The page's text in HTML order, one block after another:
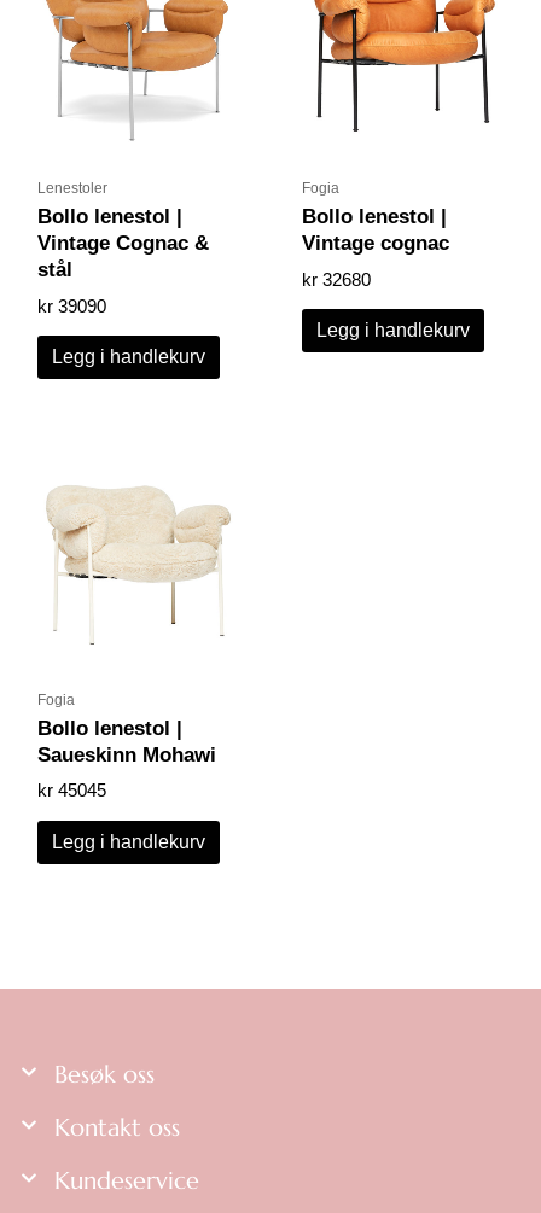
Lenestoler
Bollo lenestol |
Vintage Cognac &
stål
kr 39090
Legg i handlekurv
Fogia
Bollo lenestol |
Vintage cognac
kr 32680
Legg i handlekurv
Fogia
Bollo lenestol |
Saueskinn Mohawi
kr 45045
Legg i handlekurv
Besøk oss
Kontakt oss
Kundeservice